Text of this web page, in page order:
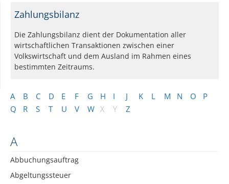
A B C D E F G H I J K L M N O
P
Q
R S T U V W X Y Z
A
Abbuchungsauftrag
Abgeltungssteuer
Zahlungsbilanz
Die Zahlungsbilanz dient der Dokumentation aller
wirtschaftlichen Transaktionen zwischen einer
Volkswirtschaft und dem Ausland im Rahmen eines
bestimmten Zeitraums.